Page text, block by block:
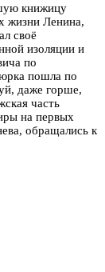
книжицу
жизни Ленина,
своё
изоляции и
по
пошла по
даже горше,
часть
на первых
обращались к